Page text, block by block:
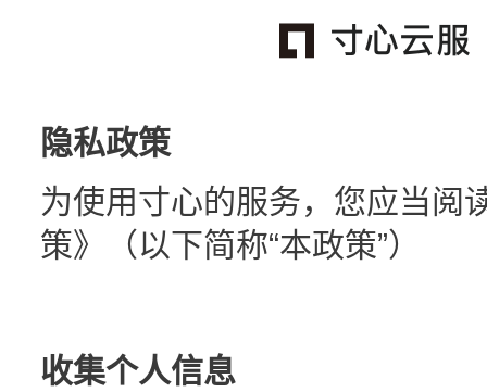
隐私政策
为使用寸心的服务，您应当阅
策》（以下简称“本政策”）
收集个人信息